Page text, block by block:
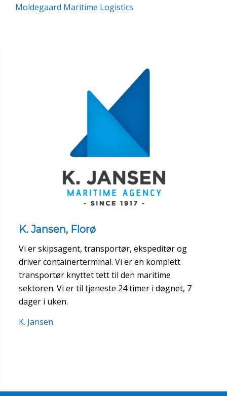
Moldegaard Maritime Logistics
K. Jansen, Florø
Vi er skipsagent, transportør, ekspeditør og
driver containerterminal. Vi er en komplett
transportør knyttet tett til den maritime
sektoren. Vi er til tjeneste 24 timer i døgnet, 7
dager i uken.
K. Jansen